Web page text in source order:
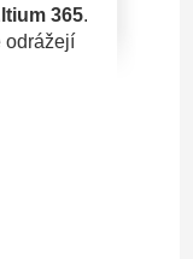
365
odrážejí